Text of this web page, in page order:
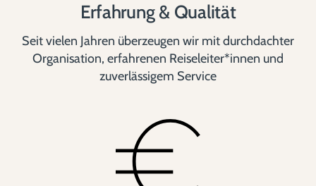
Erfahrung & Qualität
Seit vielen Jahren überzeugen wir mit durchdachter
Organisation, erfahrenen Reiseleiter*innen und
zuverlässigem Service